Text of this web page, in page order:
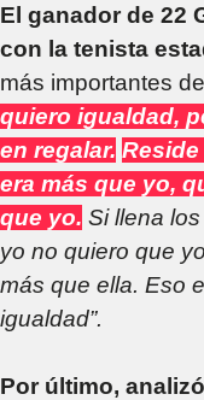
El ganador de 22
con la tenista
más importantes
quiero igualdad,
en regalar.
era más que yo,
que yo. Si llena
yo no quiero que
más que ella. Eso
igualdad”.
Por último,